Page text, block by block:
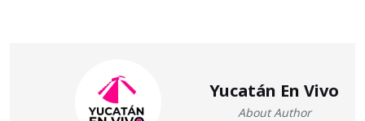
Yucatán En Vivo
About Author